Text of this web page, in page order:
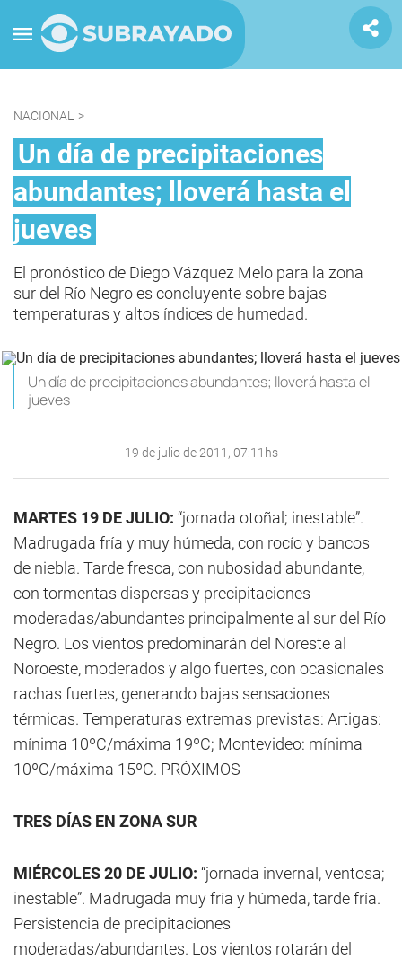
NACIONAL >
Un día de precipitaciones
abundantes; lloverá hasta el
jueves
El pronóstico de Diego Vázquez Melo para la zona
sur del Río Negro es concluyente sobre bajas
temperaturas y altos índices de humedad.
Un día de precipitaciones abundantes; lloverá hasta el
jueves
19 de julio de 2011, 07:11hs
MARTES 19 DE JULIO: “jornada otoñal; inestable”.
Madrugada fría y muy húmeda, con rocío y bancos
de niebla. Tarde fresca, con nubosidad abundante,
con tormentas dispersas y precipitaciones
moderadas/abundantes principalmente al sur del Río
Negro. Los vientos predominarán del Noreste al
Noroeste, moderados y algo fuertes, con ocasionales
rachas fuertes, generando bajas sensaciones
térmicas. Temperaturas extremas previstas: Artigas:
mínima 10ºC/máxima 19ºC; Montevideo: mínima
10ºC/máxima 15ºC. PRÓXIMOS
TRES DÍAS EN ZONA SUR
MIÉRCOLES 20 DE JULIO: “jornada invernal, ventosa;
inestable”. Madrugada muy fría y húmeda, tarde fría.
Persistencia de precipitaciones
moderadas/abundantes. Los vientos rotarán del